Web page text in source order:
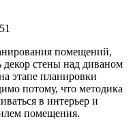
помещений,
декор стены над диваном
этапе планировки
потому, что методика
в интерьер и
помещения.